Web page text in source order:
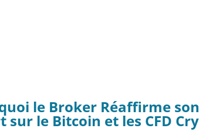
le Broker Réaffirme son
sur le Bitcoin et les CFD